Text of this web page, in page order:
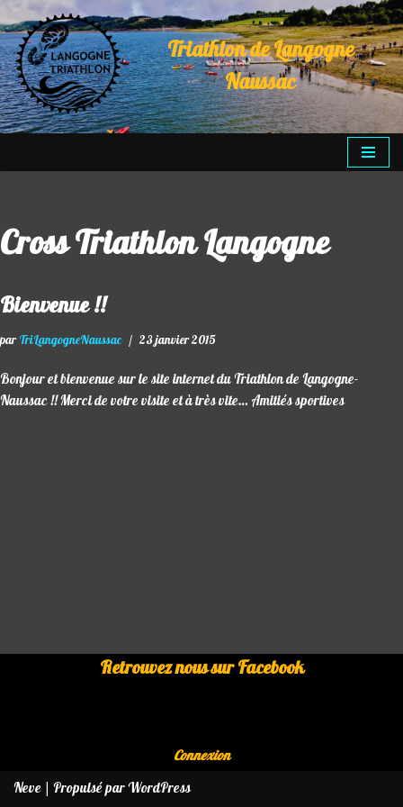
Aller
au
contenu
Triathlon de Langogne
Naussac
Cross Triathlon Langogne
Bienvenue !!
par TriLangogneNaussac 23 janvier 2015
Bonjour et bienvenue sur le site internet du Triathlon de Langogne-
Naussac !! Merci de votre visite et à très vite… Amitiés sportives
Retrouvez nous sur Facebook
Connexion
Neve | Propulsé parWordPress